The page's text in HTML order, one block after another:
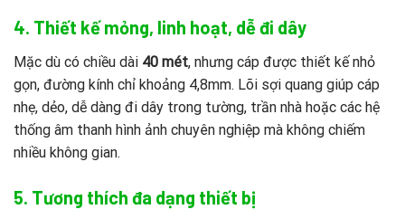
4. Thiết kế mỏng, linh hoạt, dễ đi dây
Mặc dù có chiều dài 40 mét, nhưng cáp được thiết kế nhỏ
gọn, đường kính chỉ khoảng 4,8mm. Lõi sợi quang giúp cáp
nhẹ, dẻo, dễ dàng đi dây trong tường, trần nhà hoặc các hệ
thống âm thanh hình ảnh chuyên nghiệp mà không chiếm
nhiều không gian.
5. Tương thích đa dạng thiết bị